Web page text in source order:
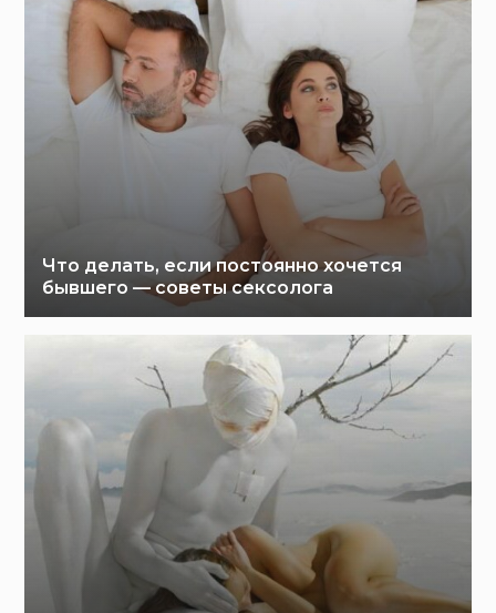
Что делать, если постоянно хочется
бывшего — советы сексолога